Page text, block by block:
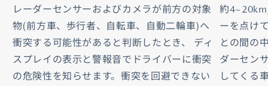
レーダーセンサーおよびカメラが前方の対象
物(前方車、歩行者、自転車、自動二輪車)へ
衝突する可能性があると判断したとき、 ディ
スプレイの表示と警報音でドライバーに衝突
の危険性を知らせます。衝突を回避できない
約
ーを点け
との間の
ダーセン
してくる